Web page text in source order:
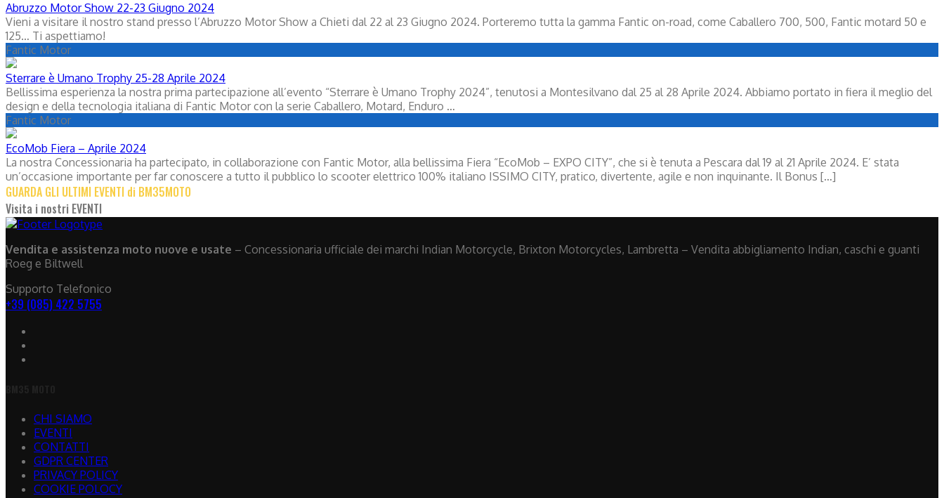
Abruzzo Motor Show 22-23 Giugno 2024
Vieni a visitare il nostro stand presso l’Abruzzo Motor Show a Chieti dal 22 al 23 Giugno 2024. Porteremo tutta la gamma Fantic on-road, come Caballero 700, 500, Fantic motard 50 e
125… Ti aspettiamo!
Fantic Motor
Sterrare è Umano Trophy 25-28 Aprile 2024
Bellissima esperienza la nostra prima partecipazione all’evento “Sterrare è Umano Trophy 2024”, tenutosi a Montesilvano dal 25 al 28 Aprile 2024. Abbiamo portato in fiera il meglio del
design e della tecnologia italiana di Fantic Motor con la serie Caballero, Motard, Enduro …
Fantic Motor
EcoMob Fiera – Aprile 2024
La nostra Concessionaria ha partecipato, in collaborazione con Fantic Motor, alla bellissima Fiera “EcoMob – EXPO CITY”, che si è tenuta a Pescara dal 19 al 21 Aprile 2024. E’ stata
un’occasione importante per far conoscere a tutto il pubblico lo scooter elettrico 100% italiano ISSIMO CITY, pratico, divertente, agile e non inquinante. Il Bonus […]
GUARDA GLI ULTIMI EVENTI di BM35MOTO
Visita i nostri EVENTI
Vendita e assistenza moto nuove e usate – Concessionaria ufficiale dei marchi Indian Motorcycle, Brixton Motorcycles, Lambretta – Vendita abbigliamento Indian, caschi e guanti
Roeg e Biltwell
Supporto Telefonico
+39 (085) 422 5755
CHI SIAMO
EVENTI
CONTATTI
GDPR CENTER
PRIVACY POLICY
COOKIE POLOCY